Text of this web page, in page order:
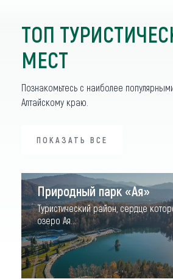
ТОП
МЕСТ
Познакомьтесь с наиболее
Алтайскому краю.
ПОКАЗАТЬ ВСЕ
Природный парк «Ая»
Туристический район, сердце
озеро Ая...